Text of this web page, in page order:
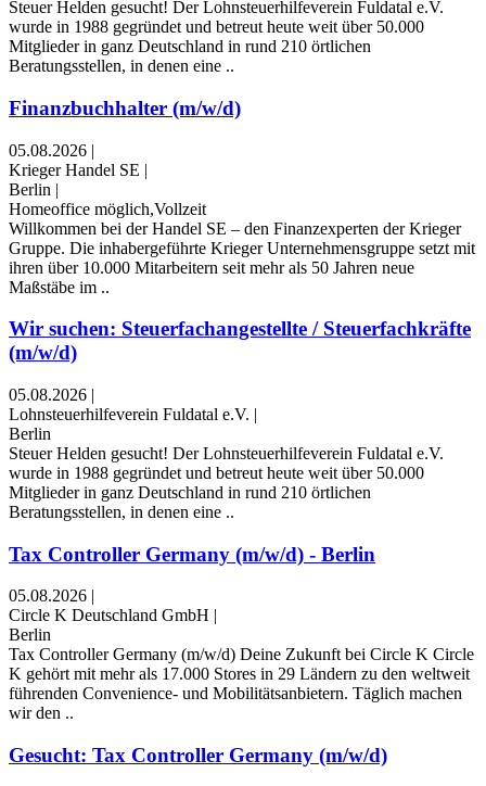
Steuer Helden gesucht! Der Lohnsteuerhilfeverein Fuldatal e.V.
wurde in 1988 gegründet und betreut heute weit über 50.000
Mitglieder in ganz Deutschland in rund 210 örtlichen
Beratungsstellen, in denen eine ..
Finanzbuchhalter (m/w/d)
05.08.2026 |
Krieger Handel SE |
Berlin |
Homeoffice möglich,Vollzeit
Willkommen bei der Handel SE – den Finanzexperten der Krieger
Gruppe. Die inhabergeführte Krieger Unternehmensgruppe setzt mit
ihren über 10.000 Mitarbeitern seit mehr als 50 Jahren neue
Maßstäbe im ..
Wir suchen: Steuerfachangestellte / Steuerfachkräfte
(m/w/d)
05.08.2026 |
Lohnsteuerhilfeverein Fuldatal e.V. |
Berlin
Steuer Helden gesucht! Der Lohnsteuerhilfeverein Fuldatal e.V.
wurde in 1988 gegründet und betreut heute weit über 50.000
Mitglieder in ganz Deutschland in rund 210 örtlichen
Beratungsstellen, in denen eine ..
Tax Controller Germany (m/w/d) - Berlin
05.08.2026 |
Circle K Deutschland GmbH |
Berlin
Tax Controller Germany (m/w/d) Deine Zukunft bei Circle K Circle
K gehört mit mehr als 17.000 Stores in 29 Ländern zu den weltweit
führenden Convenience- und Mobilitätsanbietern. Täglich machen
wir den ..
Gesucht: Tax Controller Germany (m/w/d)